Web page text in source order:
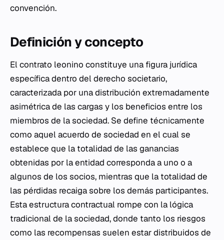
convención.
Definición y concepto
El contrato leonino constituye una figura jurídica
específica dentro del derecho societario,
caracterizada por una distribución extremadamente
asimétrica de las cargas y los beneficios entre los
miembros de la sociedad. Se define técnicamente
como aquel acuerdo de sociedad en el cual se
establece que la totalidad de las ganancias
obtenidas por la entidad corresponda a uno o a
algunos de los socios, mientras que la totalidad de
las pérdidas recaiga sobre los demás participantes.
Esta estructura contractual rompe con la lógica
tradicional de la sociedad, donde tanto los riesgos
como las recompensas suelen estar distribuidos de